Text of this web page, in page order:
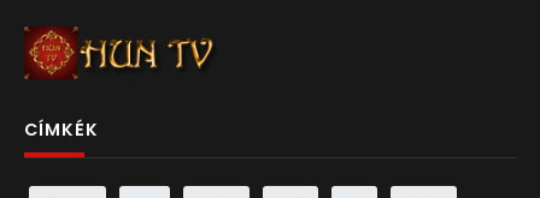
CÍMKÉK